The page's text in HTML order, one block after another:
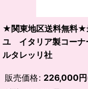
★関東地区送料無料★
ユ イタリア製コーナ
ルタレッリ社
販売価格: 226,000円